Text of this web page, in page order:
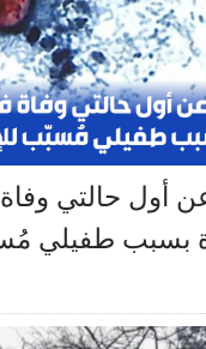
أول حالتي
بسبب طفيلي